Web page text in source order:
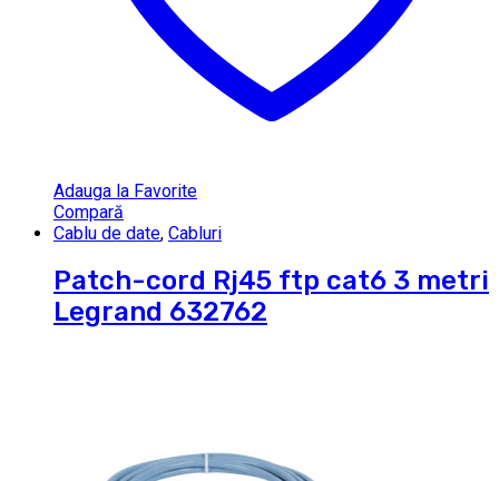
Adauga la Favorite
Compară
Cablu de date, Cabluri
Patch-cord Rj45 ftp cat6 3 metri
Legrand 632762